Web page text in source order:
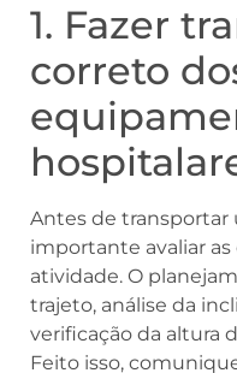
1. Fazer
correto
Antes de
importante avaliar as
atividade. O
trajeto, análise da
verificação da altura
Feito isso,